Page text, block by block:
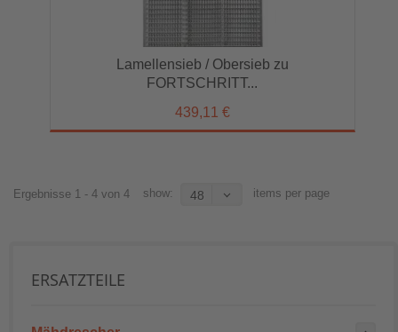
Lamellensieb / Obersieb zu
FORTSCHRITT...
439,11 €
Ergebnisse 1 - 4 von 4 show: 48 items per page
ERSATZTEILE